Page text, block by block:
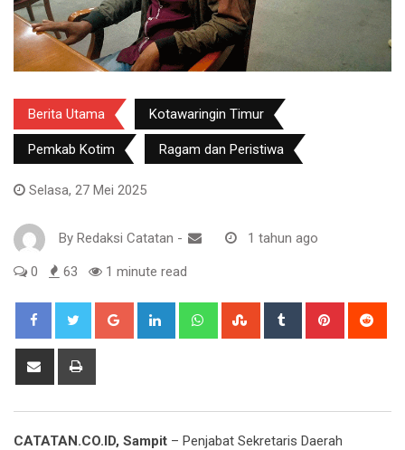
Berita Utama Kotawaringin Timur
Pemkab Kotim Ragam dan Peristiwa
Selasa, 27 Mei 2025
By Redaksi Catatan - 1 tahun ago
0 63 1 minute read
Google+ LinkedIn WhatsappStumbleUpon
Tumblr Pinterest
Share
CATATAN.CO.ID, Sampit – Penjabat Sekretaris Daerah